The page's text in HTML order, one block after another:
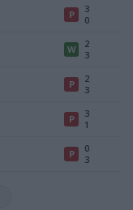
P
3
0
W
2
3
P
2
3
P
3
1
P
0
3